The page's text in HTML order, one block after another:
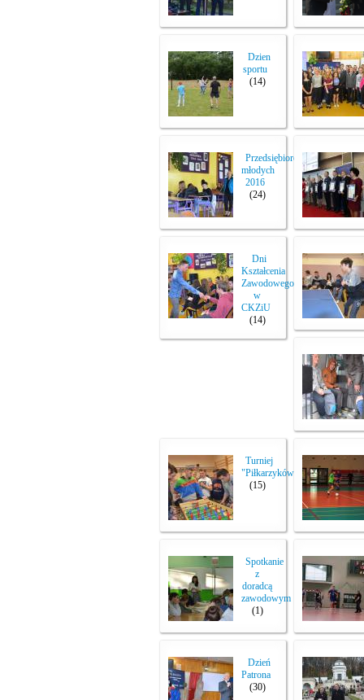
Dzien
sportu
(14)
Przedsiębiorczość
młodych
2016
(24)
Dni
Kształcenia
Zawodowego
w
CKZiU
(14)
Turniej
"Piłkarzyków"
(15)
Spotkanie
z
doradcą
zawodowym
(1)
Dzień
Patrona
(30)